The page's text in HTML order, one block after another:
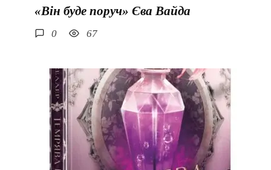
«Він буде поруч» Єва Вайда
0 67